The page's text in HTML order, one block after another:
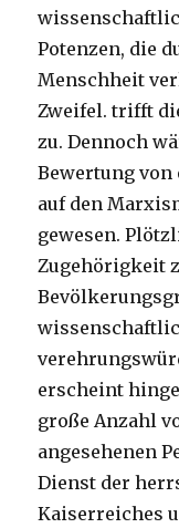
Potenzen, die
Menschheit
Zweifel. trifft
zu. Dennoch
Bewertung
auf den
gewesen.
Zugehörigkeit
erscheint
große Anzahl
angesehenen
Dienst der
Kaiserreiches